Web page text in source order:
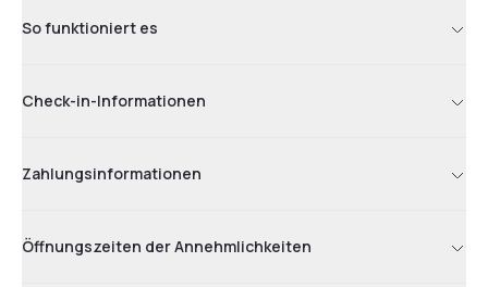
So funktioniert es
Check-in-Informationen
Zahlungsinformationen
Öffnungszeiten der Annehmlichkeiten